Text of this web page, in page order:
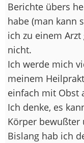
Berichte übers
habe (man kann
ich zu einem
nicht.
Ich werde mich
meinem
einfach mit Obst
Ich denke, es
Körper bewußter
Bislang hab ich